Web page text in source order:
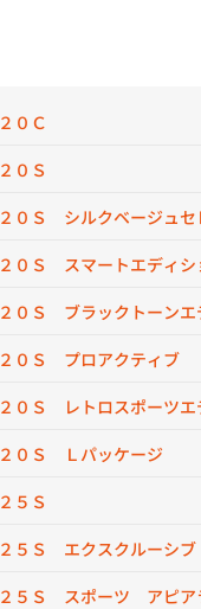
２０Ｃ
２０Ｓ
２０Ｓ シルクベージュセ
２０Ｓ スマートエディシ
２０Ｓ ブラックトーンエ
２０Ｓ プロアクティブ
２０Ｓ レトロスポーツエ
２０Ｓ Ｌパッケージ
２５Ｓ
２５Ｓ エクスクルーシ
２５Ｓ スポーツ アピア